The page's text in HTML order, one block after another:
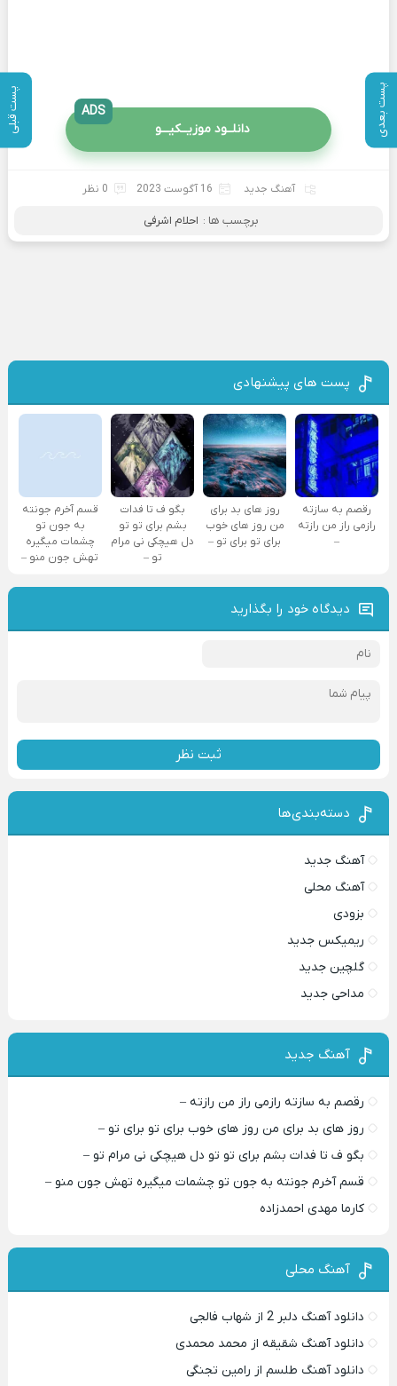
پست بعدی پست قبلی دانلــود موزیــکیـــو
ADS
آهنگ جدید 16 آگوست 2023 0 نظر
برچسب ها : احلام اشرفی
پست های پیشنهادی
رقصم به سازته
رازمی راز من رازته
–
روز های بد برای
من روز های خوب
برای تو برای تو –
بگو ف تا فدات
بشم برای تو تو
دل هیچکی نی مرام
تو –
قسم آخرم جونته
به جون تو
چشمات میگیره
تهش جون منو –
دیدگاه خود را بگذارید
ثبت نظر
دسته‌بندی‌ها
آهنگ جدید
آهنگ محلی
بزودی
ریمیکس جدید
گلچین جدید
مداحی جدید
آهنگ جدید
رقصم به سازته رازمی راز من رازته –
روز های بد برای من روز های خوب برای تو برای تو –
بگو ف تا فدات بشم برای تو تو دل هیچکی نی مرام تو –
قسم آخرم جونته به جون تو چشمات میگیره تهش جون منو –
کارما مهدی احمدزاده
آهنگ محلی
دانلود آهنگ دلبر 2 از شهاب فالجی
دانلود آهنگ شقیقه از محمد محمدی
دانلود آهنگ طلسم از رامین تجنگی